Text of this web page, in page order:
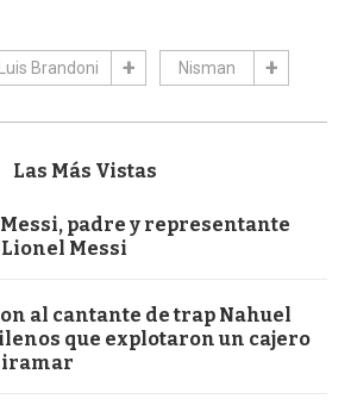
Luis Brandoni Nisman
Las Más Vistas
padre y representante
Messi
al cantante de trap Nahuel
que explotaron un cajero